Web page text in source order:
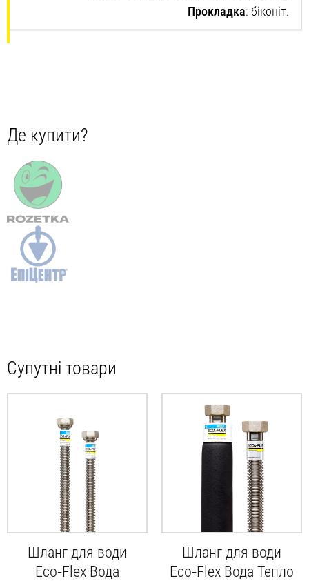
Прокладка: біконіт.
Де купити?
Супутні товари
Шланг для води
Eco‑Flex Вода
Шланг для води
Eco‑Flex Вода Тепло